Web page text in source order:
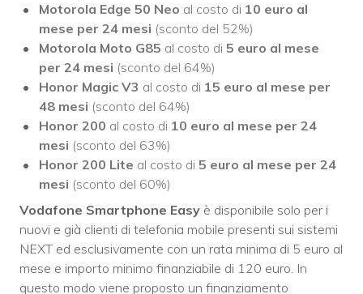
Motorola Edge 50 Neo al costo di 10 euro al
mese per 24 mesi (sconto del 52%)
Motorola Moto G85 al costo di 5 euro al mese
per 24 mesi (sconto del 64%)
Honor Magic V3 al costo di 15 euro al mese per
48 mesi (sconto del 64%)
Honor 200 al costo di 10 euro al mese per 24
mesi (sconto del 63%)
Honor 200 Lite al costo di 5 euro al mese per 24
mesi (sconto del 60%)
Vodafone Smartphone Easy è disponibile solo per i
nuovi e già clienti di telefonia mobile presenti sui sistemi
NEXT ed esclusivamente con un rata minima di 5 euro al
mese e importo minimo finanziabile di 120 euro. In
questo modo viene proposto un finanziamento